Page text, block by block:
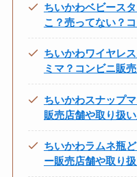
ちいかわベビース
こ？売ってない？
ちいかわワイヤレ
ミマ？コンビニ販
ちいかわスナップ
販売店舗や取り扱い
ちいかわラムネ瓶
ー販売店舗や取り